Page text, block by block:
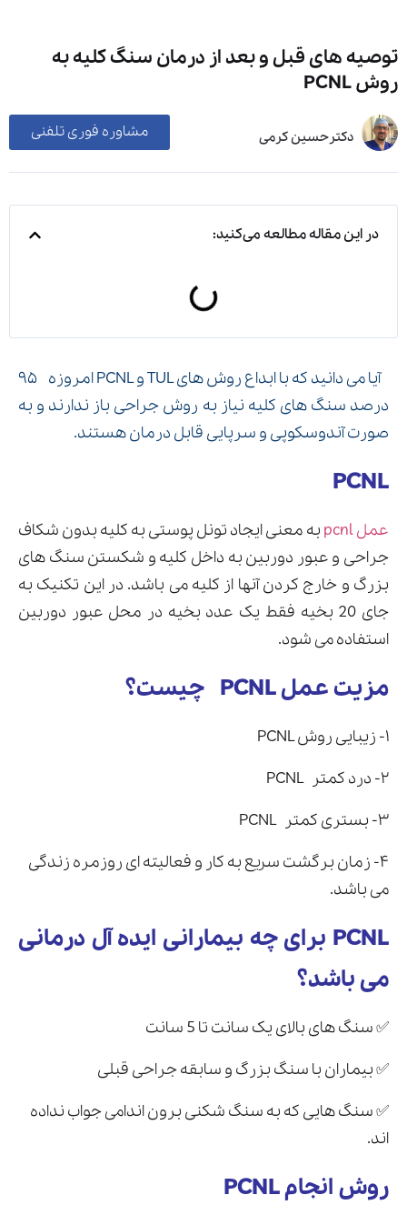
توصیه های قبل و بعد از درمان سنگ کلیه به
روش PCNL
دکترحسین کرمی مشاوره فوری تلفنی
در این مقاله مطالعه می‌کنید:
آیا می دانید که با ابداع روش های TUL و PCNL امروزه ۹۵
درصد سنگ های کلیه نیاز به روش جراحی باز ندارند و به
صورت آندوسکوپی و سرپایی قابل درمان هستند.
PCNL
عمل pcnl
به معنی ایجاد تونل پوستی به کلیه بدون شکاف
جراحی و عبور دوربین به داخل کلیه و شکستن سنگ های
بزرگ و خارج کردن آنها از کلیه می باشد. در این تکنیک به
جای 20 بخیه فقط یک عدد بخیه در محل عبور دوربین
استفاده می شود.
مزیت عمل PCNL چیست؟
۱- زیبایی روش PCNL
۲- درد کمتر PCNL
۳- بستری کمتر PCNL
۴- زمان برگشت سریع به کار و فعالیته ای روزمره زندگی
می باشد.
PCNL برای چه بیمارانی ایده آل درمانی
می باشد؟
✅ سنگ های بالای یک سانت تا 5 سانت
✅ بیماران با سنگ بزرگ و سابقه جراحی قبلی
✅ سنگ هایی که به سنگ شکنی برون اندامی جواب نداده
اند.
روش انجام PCNL
قدرت گرفته از همیارسیستم